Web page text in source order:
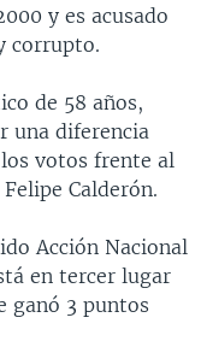
y es acusado
corrupto.
de 58 años,
una diferencia
votos frente al
Calderón.
Acción Nacional
en tercer lugar
ganó 3 puntos